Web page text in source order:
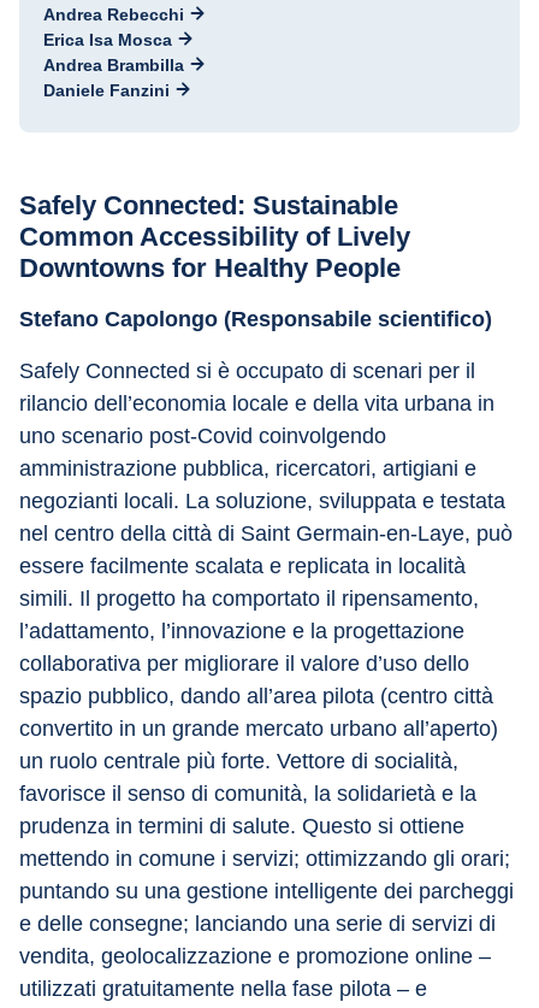
Andrea Rebecchi
Erica Isa Mosca
Andrea Brambilla
Daniele Fanzini
Safely Connected: Sustainable
Common Accessibility of Lively
Downtowns for Healthy People
Stefano Capolongo (Responsabile scientifico)
Safely Connected si è occupato di scenari per il
rilancio dell’economia locale e della vita urbana in
uno scenario post-Covid coinvolgendo
amministrazione pubblica, ricercatori, artigiani e
negozianti locali. La soluzione, sviluppata e testata
nel centro della città di Saint Germain-en-Laye, può
essere facilmente scalata e replicata in località
simili. Il progetto ha comportato il ripensamento,
l’adattamento, l’innovazione e la progettazione
collaborativa per migliorare il valore d’uso dello
spazio pubblico, dando all’area pilota (centro città
convertito in un grande mercato urbano all’aperto)
un ruolo centrale più forte. Vettore di socialità,
favorisce il senso di comunità, la solidarietà e la
prudenza in termini di salute. Questo si ottiene
mettendo in comune i servizi; ottimizzando gli orari;
puntando su una gestione intelligente dei parcheggi
e delle consegne; lanciando una serie di servizi di
vendita, geolocalizzazione e promozione online –
utilizzati gratuitamente nella fase pilota – e